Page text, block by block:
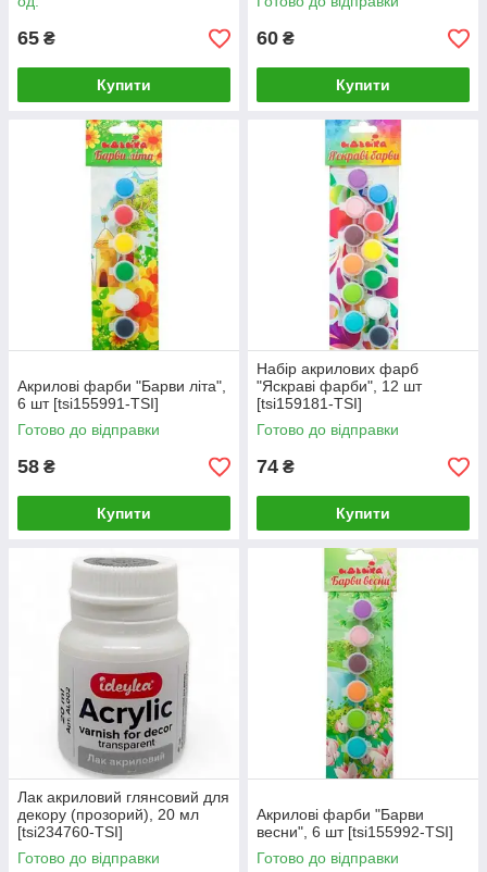
65 ₴
Купити
60 ₴
Купити
Акрилові фарби "Барви літа",
6 шт [tsi155991-TSI]
Готово до відправки
58 ₴
Купити
Набір акрилових фарб
"Яскраві фарби", 12 шт
[tsi159181-TSI]
Готово до відправки
74 ₴
Купити
Лак акриловий глянсовий для
декору (прозорий), 20 мл
[tsi234760-TSI]
Готово до відправки
Акрилові фарби "Барви
весни", 6 шт [tsi155992-TSI]
Готово до відправки